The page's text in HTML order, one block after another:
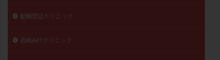
醍醐渡辺クリニック
高崎ARTクリニック